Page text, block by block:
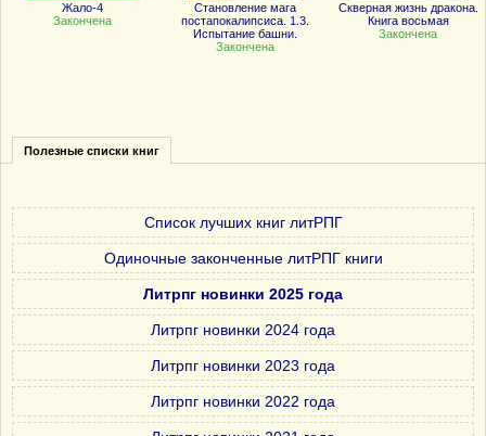
Жало-4
Закончена
Становление мага
постапокалипсиса. 1.3.
Испытание башни.
Закончена
Скверная жизнь дракона.
Книга восьмая
Закончена
Полезные списки книг
Список лучших книг литРПГ
Одиночные законченные литРПГ книги
Литрпг новинки 2025 года
Литрпг новинки 2024 года
Литрпг новинки 2023 года
Литрпг новинки 2022 года